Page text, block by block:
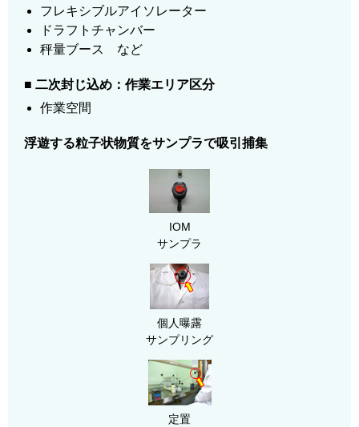
フレキシブルアイソレーター
ドラフトチャンバー
秤量ブース など
■ 二次封じ込め：作業エリア区分
作業空間
浮遊する粒子状物質をサンプラで吸引捕集
IOM
サンプラ
個人曝露
サンプリング
定置